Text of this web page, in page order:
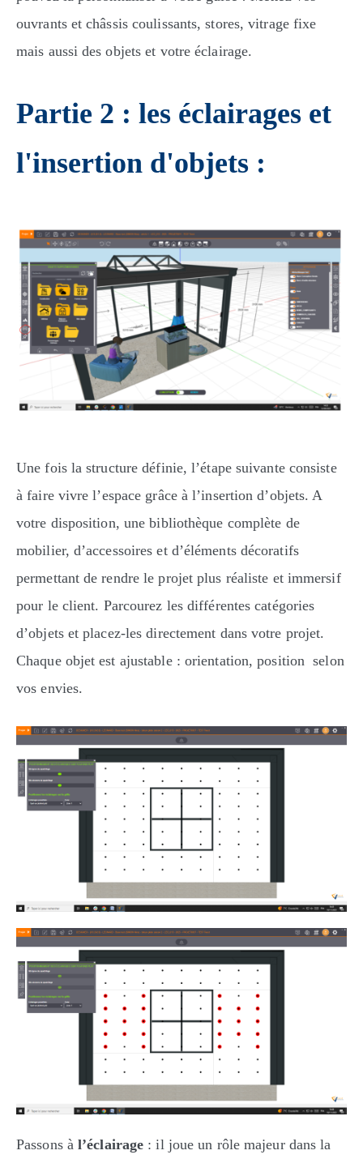
ouvrants et châssis coulissants, stores, vitrage fixe
mais aussi des objets et votre éclairage.
Partie 2 : les éclairages et
l'insertion d'objets :
Une fois la structure définie, l’étape suivante consiste
à faire vivre l’espace grâce à l’insertion d’objets. A
votre disposition, une bibliothèque complète de
mobilier, d’accessoires et d’éléments décoratifs
permettant de rendre le projet plus réaliste et immersif
pour le client. Parcourez les différentes catégories
d’objets et placez-les directement dans votre projet.
Chaque objet est ajustable : orientation, position selon
vos envies.
Passons à l’éclairage : il joue un rôle majeur dans la